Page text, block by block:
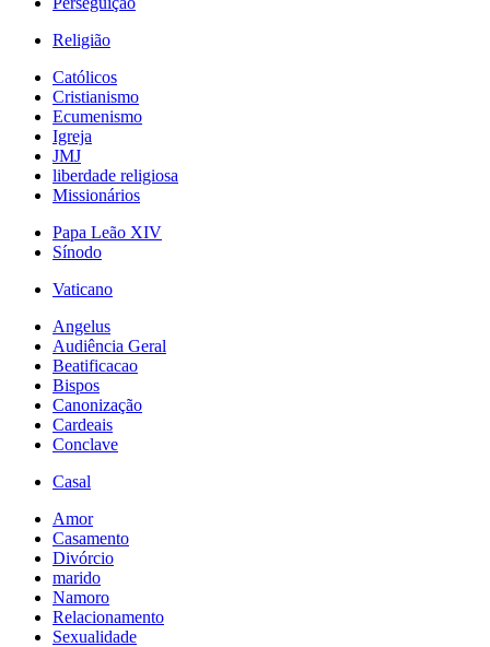
Religião
Católicos
Cristianismo
Ecumenismo
Igreja
JMJ
liberdade religiosa
Missionários
Papa Leão XIV
Sínodo
Vaticano
Angelus
Audiência Geral
Beatificacao
Bispos
Canonização
Cardeais
Conclave
Casal
Amor
Casamento
Divórcio
marido
Namoro
Relacionamento
Sexualidade